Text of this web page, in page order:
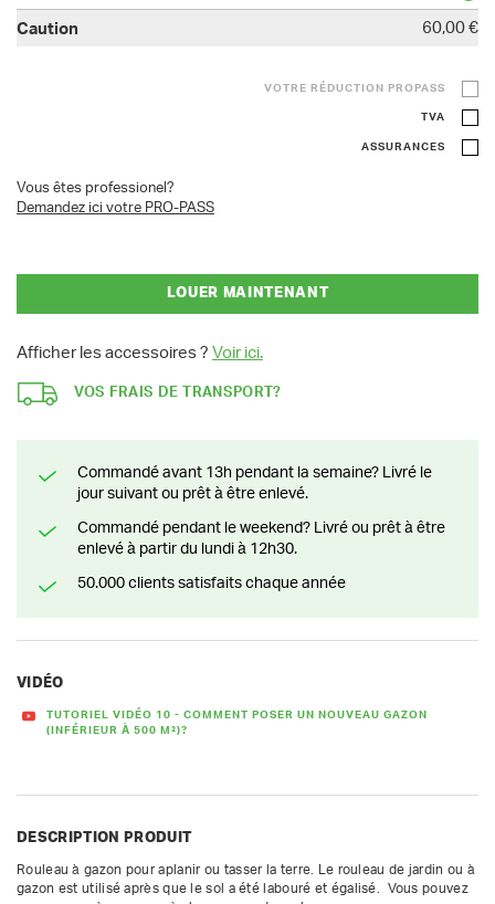
60,00 €
VOTRE RÉDUCTION PROPASS
TVA
ASSURANCES
Vous êtes professionel?
Demandez ici votre PRO-PASS
LOUER MAINTENANT
Afficher les accessoires ? Voir ici.
VOS FRAIS DE TRANSPORT?
Commandé avant 13h pendant la semaine? Livré le
jour suivant ou prêt à être enlevé.
Commandé pendant le weekend? Livré ou prêt à être
enlevé à partir du lundi à 12h30.
50.000 clients satisfaits chaque année
VIDÉO
TUTORIEL VIDÉO 10 - COMMENT POSER UN NOUVEAU GAZON
(INFÉRIEUR À 500 M²)?
DESCRIPTION PRODUIT
Rouleau à gazon pour aplanir ou tasser la terre. Le rouleau de jardin ou à
gazon est utilisé après que le sol a été labouré et égalisé.  Vous pouvez